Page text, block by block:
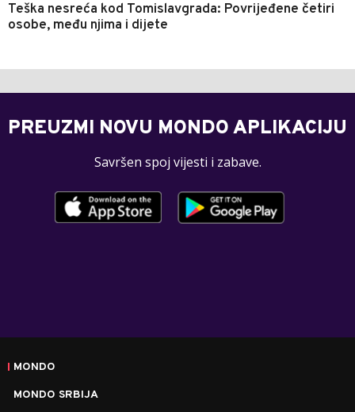
Teška nesreća kod Tomislavgrada: Povrijeđene četiri
osobe, među njima i dijete
PREUZMI NOVU MONDO APLIKACIJU
Savršen spoj vijesti i zabave.
MONDO
MONDO SRBIJA